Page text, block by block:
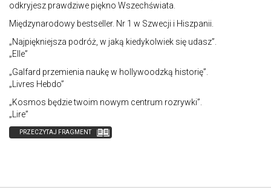
odkryjesz prawdziwe piękno Wszechświata.
Międzynarodowy bestseller. Nr 1 w Szwecji i Hiszpanii.
„Najpiękniejsza podróż, w jaką kiedykolwiek się udasz”.
„Elle”
„Galfard przemienia naukę w hollywoodzką historię”.
„Livres Hebdo”
„Kosmos będzie twoim nowym centrum rozrywki”.
„Lire”
PRZECZYTAJ FRAGMENT